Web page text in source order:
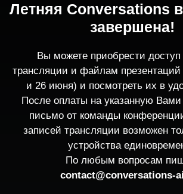
трансляции и файлам презентаций обоих дней (25
После оплаты на указанную Вами почту придет
записей трансляции возможен только с одного
устройства единовременно.
По любым вопросам пишите
contact@conversations-ai.co m
Ждем вас 2 декабря на
Conversations 2026 в Москве